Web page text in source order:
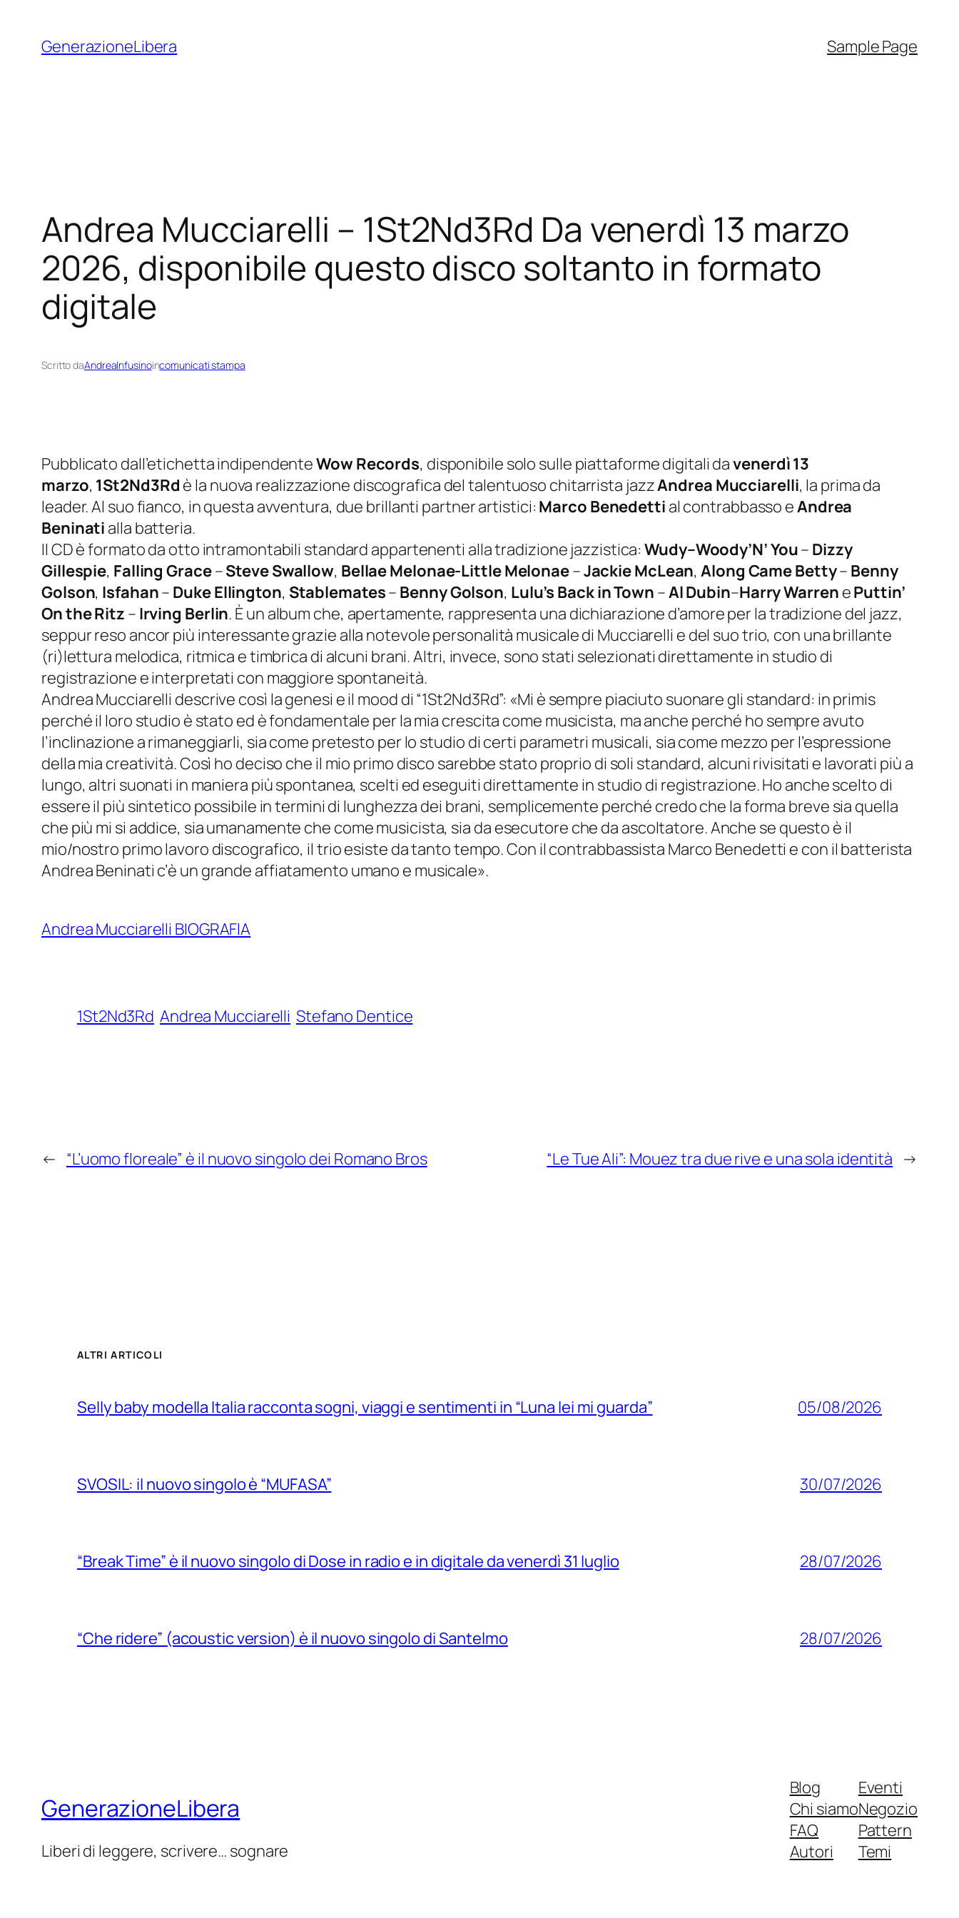
contenuto
GenerazioneLibera Sample Page
Andrea Mucciarelli – 1St2Nd3Rd Da venerdì 13 marzo
2026, disponibile questo disco soltanto in formato
digitale
Scritto daAndreaInfusinoincomunicati stampa
Pubblicato dall’etichetta indipendenteWow Records, disponibile solo sulle piattaforme digitali davenerdì 13
marzo, 1St2Nd3Rd è la nuova realizzazione discografica del talentuoso chitarrista jazzAndrea Mucciarelli, la prima da
leader. Al suo fianco, in questa avventura, due brillanti partner artistici: Marco Benedetti al contrabbasso eAndrea
Beninati alla batteria.
Il CD è formato da otto intramontabili standard appartenenti alla tradizione jazzistica:Wudy–Woody’N’ You– Dizzy
Gillespie, Falling Grace–Steve Swallow, Bellae Melonae-Little Melonae–Jackie McLean,Along Came Betty– Benny
Golson, Isfahan– Duke Ellington, Stablemates– Benny Golson, Lulu’s Back inTown –Al Dubin–Harry Warren ePuttin’
On the Ritz – Irving Berlin. È un album che, apertamente, rappresenta una dichiarazione d’amore per la tradizione del jazz,
seppur reso ancor più interessante grazie alla notevole personalità musicale di Mucciarelli e del suo trio, con una brillante
(ri)lettura melodica, ritmica e timbrica di alcuni brani. Altri, invece, sono stati selezionati direttamente in studio di
registrazione e interpretati con maggiore spontaneità.
Andrea Mucciarelli descrive così la genesi e il mood di “1St2Nd3Rd”: «Mi è sempre piaciuto suonare gli standard: in primis
perché il loro studio è stato ed è fondamentale per la mia crescita come musicista, ma anche perché ho sempre avuto
l’inclinazione a rimaneggiarli, sia come pretesto per lo studio di certi parametri musicali, sia come mezzo per l’espressione
della mia creatività. Così ho deciso che il mio primo disco sarebbe stato proprio di soli standard, alcuni rivisitati e lavorati più a
lungo, altri suonati in maniera più spontanea, scelti ed eseguiti direttamente in studio di registrazione. Ho anche scelto di
essere il più sintetico possibile in termini di lunghezza dei brani, semplicemente perché credo che la forma breve sia quella
che più mi si addice, sia umanamente che come musicista, sia da esecutore che da ascoltatore. Anche se questo è il
mio/nostro primo lavoro discografico, il trio esiste da tanto tempo. Con il contrabbassista Marco Benedetti e con il batterista
Andrea Beninati c’è un grande affiatamento umano e musicale».
Andrea Mucciarelli BIOGRAFIA
1St2Nd3Rd Andrea Mucciarelli Stefano Dentice
← “L’uomo floreale” è il nuovo singolo dei Romano Bros “Le Tue Ali”: Mouez tra due rive e una sola identità →
ALTRI ARTICOLI
Selly baby modella Italia racconta sogni, viaggi e sentimenti in “Luna lei mi guarda” 05/08/2026
SVOSIL: il nuovo singolo è “MUFASA” 30/07/2026
“Break Time” è il nuovo singolo di Dose in radio e in digitale da venerdì 31 luglio 28/07/2026
“Che ridere” (acoustic version) è il nuovo singolo di Santelmo 28/07/2026
GenerazioneLibera
Liberi di leggere, scrivere… sognare
Blog
Chi siamo
FAQ
Autori
Eventi
Negozio
Pattern
Temi